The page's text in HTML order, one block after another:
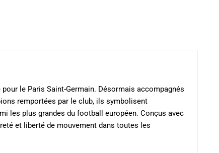
le Paris Saint-Germain. Désormais accompagnés
remportées par le club, ils symbolisent
les plus grandes du football européen. Conçus avec
et liberté de mouvement dans toutes les